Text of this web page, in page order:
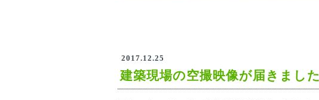
2017.12.25
建築現場の空撮映像が届きました